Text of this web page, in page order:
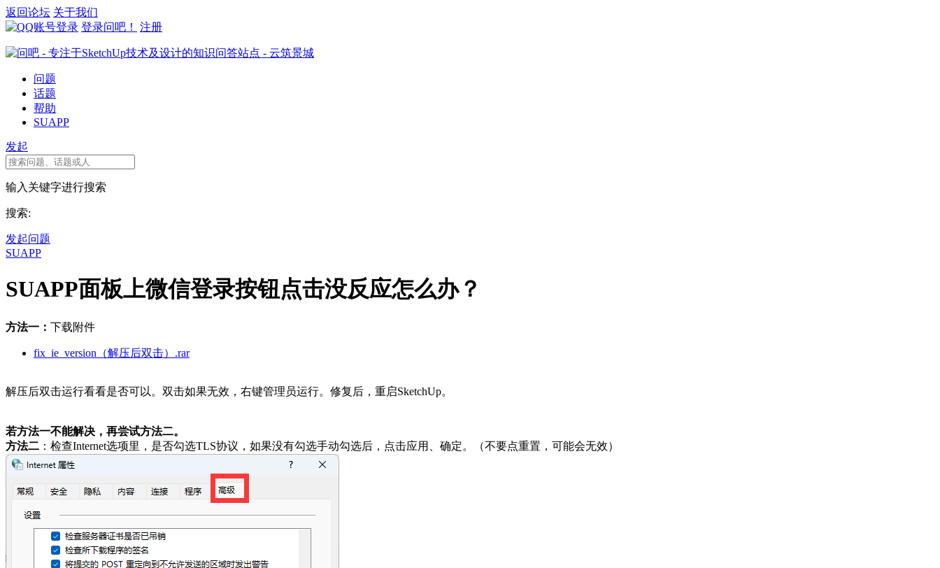
返回论坛 关于我们
登录问吧！
注册
问题
话题
帮助
SUAPP
发起
输入关键字进行搜索
搜索:
发起问题
SUAPP
SUAPP面板上微信登录按钮点击没反应怎么办？
方法一： 下载附件
fix_ie_version（解压后双击）.rar
解压后双击运行看看是否可以。双击如果无效，右键管理员运行。修复后，重启SketchUp。
若方法一不能解决，再尝试方法二。
方法二 ：检查Internet选项里，是否勾选TLS协议，如果没有勾选手动勾选后，点击应用、确定。（不要点重置，可能会无效）